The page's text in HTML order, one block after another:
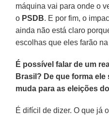
máquina vai para onde o
o PSDB. E por fim, o
ainda não está claro
escolhas que eles farão
É possível falar de um
Brasil? De que forma
muda para as eleições
É difícil de dizer. O que já